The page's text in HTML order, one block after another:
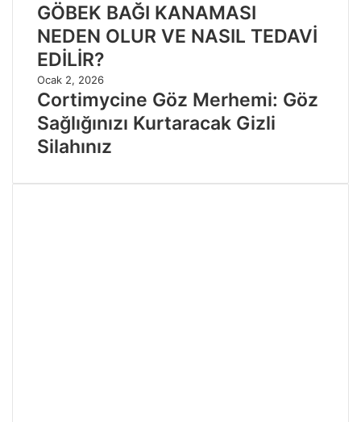
GÖBEK BAĞI KANAMASI
NEDEN OLUR VE NASIL TEDAVİ
EDİLİR?
Ocak 2, 2026
Cortimycine Göz Merhemi: Göz
Sağlığınızı Kurtaracak Gizli
Silahınız